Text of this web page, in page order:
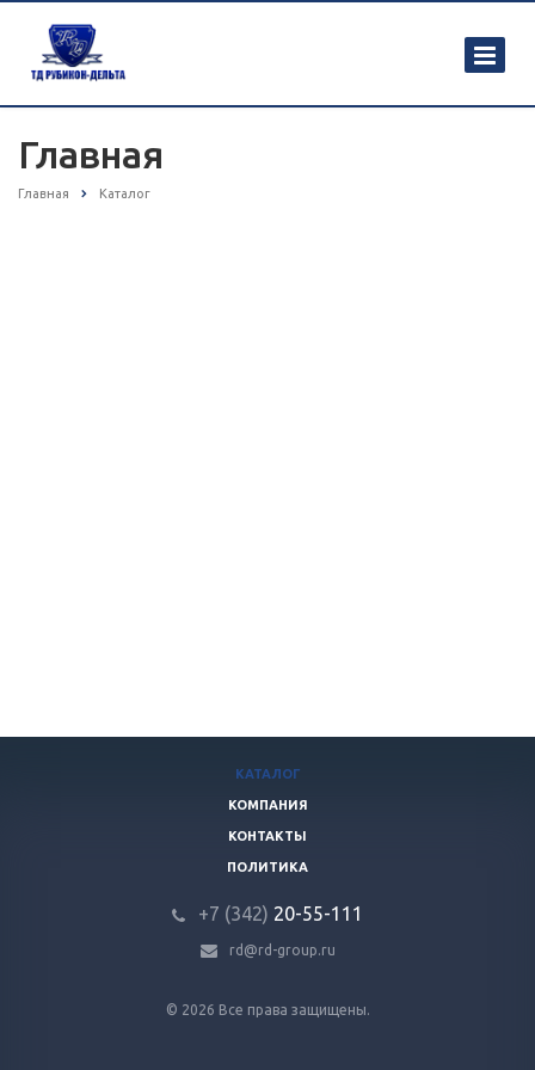
Главная
Главная Каталог
© 2026 Все права защищены.
КАТАЛОГ
КОМПАНИЯ
КОНТАКТЫ
ПОЛИТИКА
+7 (342) 20-55-111
rd@rd-group.ru